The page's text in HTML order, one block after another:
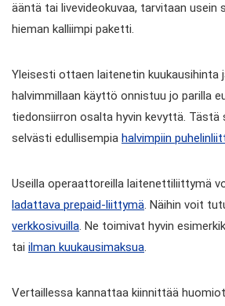
ääntä tai livevideokuvaa, tarvitaan usein
hieman kalliimpi paketti.
Yleisesti ottaen laitenetin kuukausihinta
halvimmillaan käyttö onnistuu jo parilla
tiedonsiirron osalta hyvin kevyttä.
selvästi edullisempia halvimpiin
Useilla operaattoreilla laitenettiliittymä
ladattava prepaid-liittymä. Näihin voit
verkkosivuilla. Ne toimivat hyvin
tai ilman kuukausimaksua.
Vertaillessa kannattaa kiinnittää